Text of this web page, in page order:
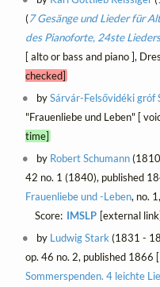
(7 Gesänge und Lieder für
des Pianoforte, 24ste
[ alto or bass and piano ],
checked]
bySárvár-Felsővidéki gróf
"Frauenliebe und Leben" [
time]
by Robert Schumann
42 no. 1 (1840), published
Frauenliebe und -Leben, no.
Score: IMSLP [external
by Ludwig Stark (1831 -
op. 46 no. 2, published 1866
Sommerspenden. 4 leichte